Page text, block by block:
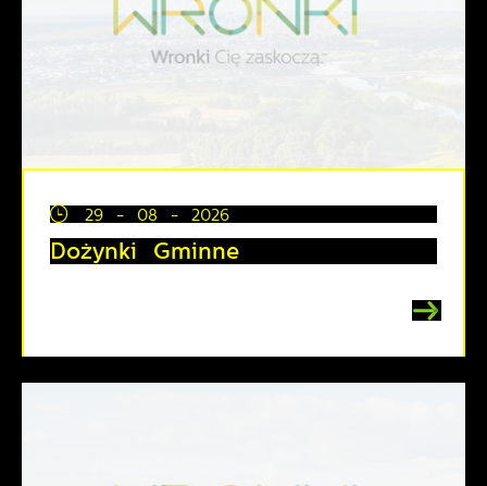
29 - 08 - 2026
Dożynki Gminne